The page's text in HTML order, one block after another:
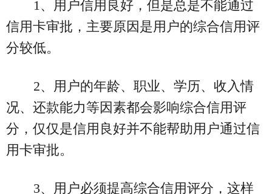
1、用户信用良好，但是总是不能通过
信用卡审批，主要原因是用户的综合信用评
分较低。
2、用户的年龄、职业、学历、收入情
况、还款能力等因素都会影响综合信用评
分，仅仅是信用良好并不能帮助用户通过信
用卡审批。
3、用户必须提高综合信用评分，这样